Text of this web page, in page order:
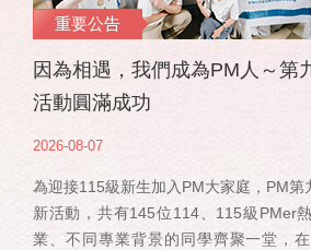
重要公告
因為相遇，我們成為PM人～第
活動圓滿成功
2026-08-07
為迎接115級新生加入PM大家庭，PM第
新活動，共有145位114、115級PMer
業、不同專業背景的同學齊聚一堂，